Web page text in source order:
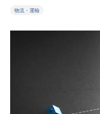
物流・運輸